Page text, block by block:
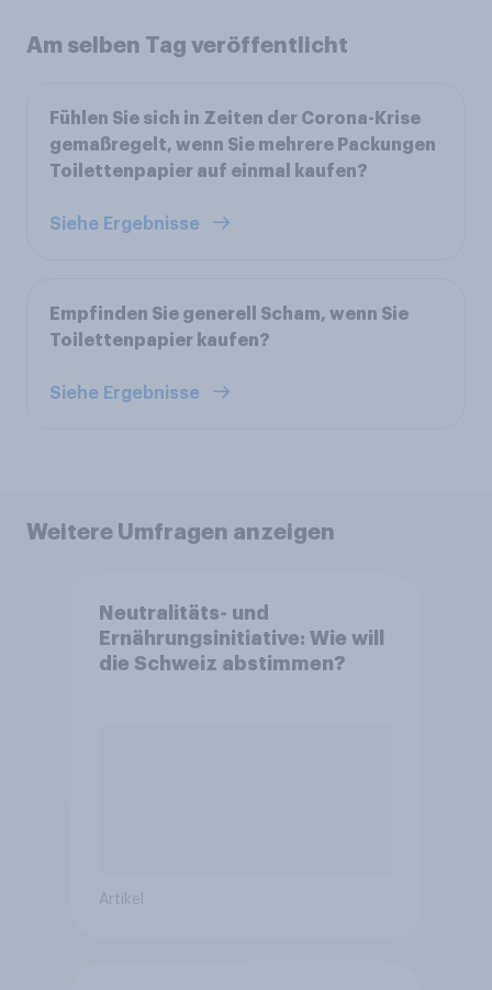
Am selben Tag veröffentlicht
Fühlen Sie sich in Zeiten der Corona-Krise
gemaßregelt, wenn Sie mehrere Packungen
Toilettenpapier auf einmal kaufen?
Siehe Ergebnisse
Empfinden Sie generell Scham, wenn Sie
Toilettenpapier kaufen?
Siehe Ergebnisse
Weitere Umfragen anzeigen
Neutralitäts- und
Ernährungsinitiative: Wie will
die Schweiz abstimmen?
Artikel